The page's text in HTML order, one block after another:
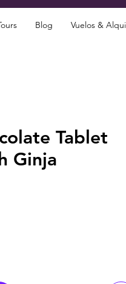
Blog Vuelos &
Tablet
Ginja